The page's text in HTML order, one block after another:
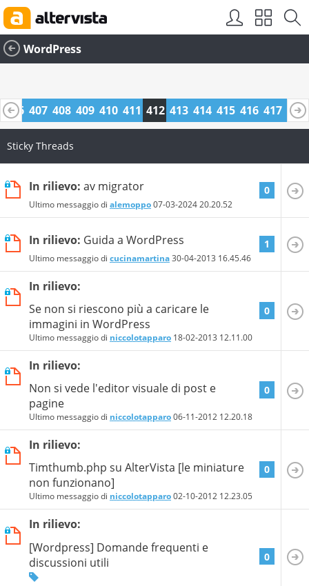
WordPress
406 407 408 409 410 411 412 413 414 415 416 417 418
Sticky Threads
In rilievo: av migrator
Ultimo messaggio di alemoppo07-03-202420.20.52
0
In rilievo: Guida a WordPress
Ultimo messaggio di cucinamartina30-04-2013 16.45.46
1
In rilievo:
Se non si riescono più a caricare le
immagini in WordPress
Ultimo messaggio di niccolotapparo 18-02-2013 12.11.00
0
In rilievo:
Non si vede l'editor visuale di post e
pagine
Ultimo messaggio di niccolotapparo06-11-2012 12.20.18
0
In rilievo:
Timthumb.php su AlterVista [le miniature
non funzionano]
Ultimo messaggio di niccolotapparo02-10-2012 12.23.05
0
In rilievo:
[Wordpress] Domande frequenti e
discussioni utili
0